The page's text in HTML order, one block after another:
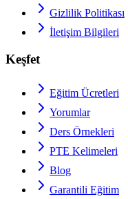
Gizlilik Politikası
İletişim Bilgileri
Keşfet
Eğitim Ücretleri
Yorumlar
Ders Örnekleri
PTE Kelimeleri
Blog
Garantili Eğitim